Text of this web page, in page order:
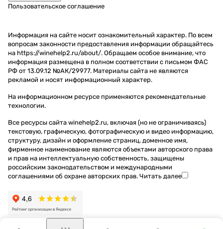
Пользовательское соглашение
Информация на сайте носит ознакомительный характер. По всем
вопросам законности предоставления информации обращайтесь
на https://winehelp2.ru/about/. Обращаем особое внимание, что
информация размещена в полном соответствии с письмом ФАС
РФ от 13.09.12 №АК/29977. Материалы сайта не являются
рекламой и носят информационный характер.
На информационном ресурсе применяются рекомендательные
технологии.
Все ресурсы сайта winehelp2.ru, включая (но не ограничиваясь)
текстовую, графическую, фотографическую и видео информацию,
структуру, дизайн и оформление страниц, доменное имя,
фирменное наименование являются объектами авторского права
и прав на интеллектуальную собственность, защищены
российским законодательством и международными
соглашениями об охране авторских прав. Читать далее